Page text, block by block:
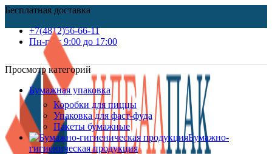
Бесплатная доставка
+7(4812)56-66-11
Пн-пт c 9:00 до 17:00
Просмотр категорий
Бумажная упаковка
Коробки для пиццы
Упаковка для фаст-фуда
Пакеты бумажные
Бумажно-
гигиеническая продукция